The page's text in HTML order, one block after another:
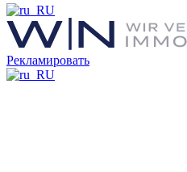
Рекламировать